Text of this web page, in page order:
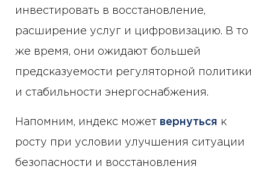
инвестировать в восстановление,
расширение услуг и цифровизацию. В то
же время, они ожидают большей
предсказуемости регуляторной политики
и стабильности энергоснабжения.
Напомним, индекс может вернуться к
росту при условии улучшения ситуации
безопасности и восстановления